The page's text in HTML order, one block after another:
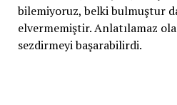
bilemiyoruz, belki bulmuştur
elvermemiştir. Anlatılamaz
sezdirmeyi başarabilirdi.